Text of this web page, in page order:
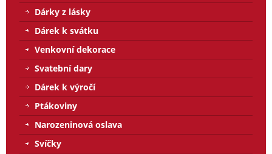
Dárky z lásky
Dárek k svátku
Venkovní dekorace
Svatební dary
Dárek k výročí
Ptákoviny
Narozeninová oslava
Svíčky